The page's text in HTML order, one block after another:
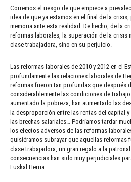
Corremos el riesgo de que empiece a
idea de que ya estamos en el final de la
memoria ante esta realidad. De hecho, de la
reformas laborales, la superación de la crisis
clase trabajadora, sino en su perjuicio.
Las reformas laborales de 2010 y 2012 en el
profundamente las relaciones laborales de
reformas fueron tan profundas que después
considerablemente las condiciones de
aumentado la pobreza, han aumentado las
la desproporción entre las rentas del capital
las brechas salariales… Podríamos tardar
los efectos adversos de las reformas
quisiéramos subrayar que aquellas reformas
clase trabajadora, un gran regalo a la
consecuencias han sido muy perjudiciales
Euskal Herria.